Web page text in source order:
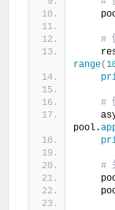
#
range(
#
pool.
#